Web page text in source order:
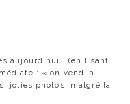
aujourd’hui.. (en lisant
: « on vend la
jolies photos, malgré la